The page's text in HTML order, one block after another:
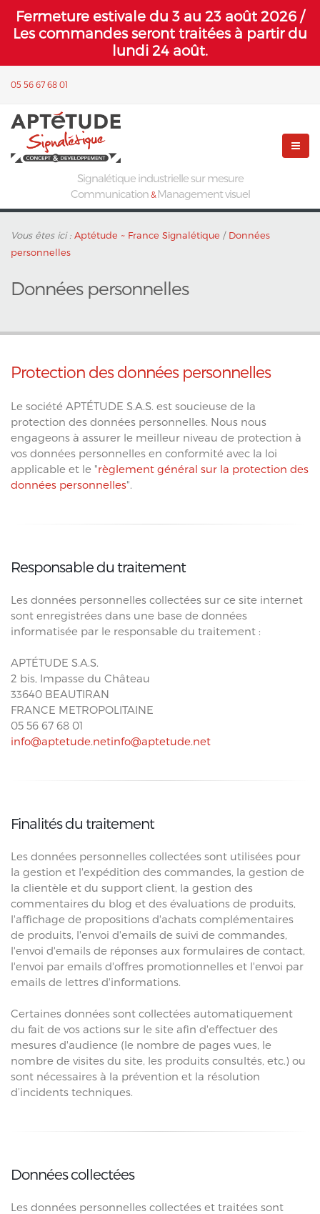
Fermeture estivale du 3 au 23 août 2026 /
Les commandes seront traitées à partir du
lundi 24 août.
05 56 67 68 01
Signalétique industrielle sur mesure
Communication & Management visuel
Vous êtes ici : Aptétude ~ France Signalétique / Données
personnelles
Données personnelles
Protection des données personnelles
Le société APTÉTUDE S.A.S. est soucieuse de la
protection des données personnelles. Nous nous
engageons à assurer le meilleur niveau de protection à
vos données personnelles en conformité avec la loi
applicable et le "règlement général sur la protection des
données personnelles".
Responsable du traitement
Les données personnelles collectées sur ce site internet
sont enregistrées dans une base de données
informatisée par le responsable du traitement :
APTÉTUDE S.A.S.
2 bis, Impasse du Château
33640 BEAUTIRAN
FRANCE METROPOLITAINE
05 56 67 68 01
info@aptetude.net
Finalités du traitement
Les données personnelles collectées sont utilisées pour
la gestion et l'expédition des commandes, la gestion de
la clientèle et du support client, la gestion des
commentaires du blog et des évaluations de produits,
l'affichage de propositions d'achats complémentaires
de produits, l'envoi d'emails de suivi de commandes,
l'envoi d'emails de réponses aux formulaires de contact,
l'envoi par emails d'offres promotionnelles et l'envoi par
emails de lettres d'informations.
Certaines données sont collectées automatiquement
du fait de vos actions sur le site afin d'effectuer des
mesures d'audience (le nombre de pages vues, le
nombre de visites du site, les produits consultés, etc.) ou
sont nécessaires à la prévention et la résolution
d’incidents techniques.
Données collectées
Les données personnelles collectées et traitées sont